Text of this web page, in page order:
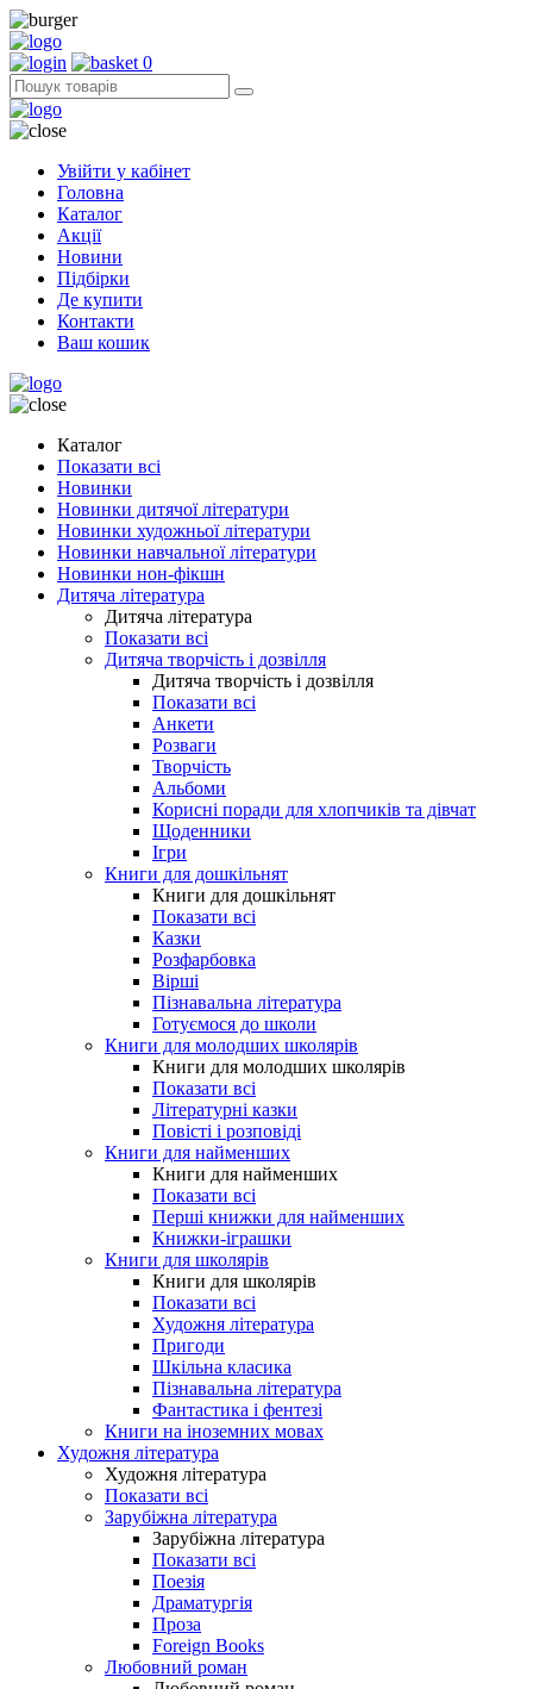
0
Увійти у кабінет
Головна
Каталог
Акції
Новини
Підбірки
Де купити
Контакти
Ваш кошик
Каталог
Показати всі
Новинки
Новинки дитячої літератури
Новинки художньої літератури
Новинки навчальної літератури
Новинки нон-фікшн
Дитяча література
Дитяча література
Показати всі
Дитяча творчість і дозвілля
Дитяча творчість і дозвілля
Показати всі
Анкети
Розваги
Творчість
Альбоми
Корисні поради для хлопчиків та дівчат
Щоденники
Ігри
Книги для дошкільнят
Книги для дошкільнят
Показати всі
Казки
Розфарбовка
Вірші
Пізнавальна література
Готуємося до школи
Книги для молодших школярів
Книги для молодших школярів
Показати всі
Літературні казки
Повісті і розповіді
Книги для найменших
Книги для найменших
Показати всі
Перші книжки для найменших
Книжки-іграшки
Книги для школярів
Книги для школярів
Показати всі
Художня література
Пригоди
Шкільна класика
Пізнавальна література
Фантастика і фентезі
Книги на іноземних мовах
Художня література
Художня література
Показати всі
Зарубіжна література
Зарубіжна література
Показати всі
Поезія
Драматургія
Проза
Foreign Books
Любовний роман